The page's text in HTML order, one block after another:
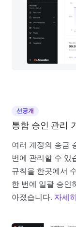
선공개
통합 승인 관리
여러 계정의 송금
번에 관리할 수 있
규칙을 한곳에서
한 번에 일괄 승인
아졌습니다. 자세